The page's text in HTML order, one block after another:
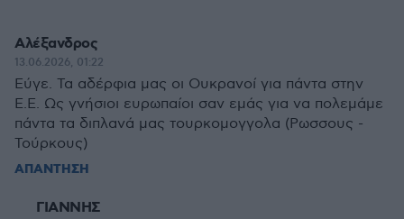
Αλέξανδρος
13.06.2026, 01:22
Εύγε. Τα αδέρφια μας οι Ουκρανοί για πάντα στην
Ε.Ε. Ως γνήσιοι ευρωπαίοι σαν εμάς για να πολεμάμε
πάντα τα διπλανά μας τουρκομογγολα (Ρωσσους -
Τούρκους)
ΑΠΑΝΤΗΣΗ
ΓΙΑΝΝΗΣ